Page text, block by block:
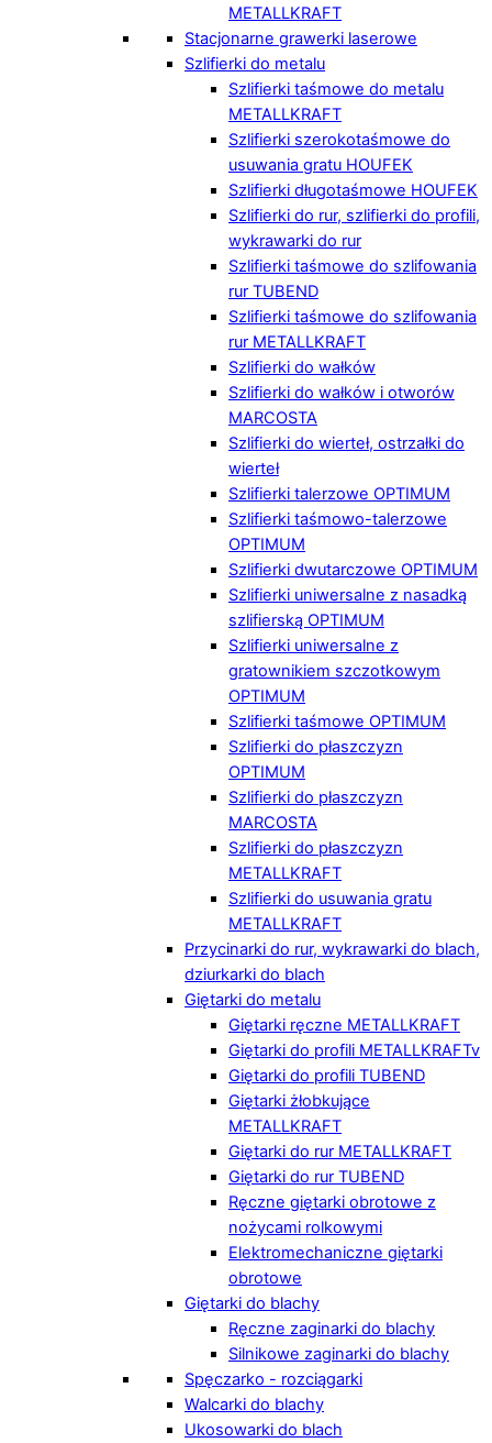
METALLKRAFT
Stacjonarne grawerki laserowe
Szlifierki do metalu
Szlifierki taśmowe do metalu
METALLKRAFT
Szlifierki szerokotaśmowe do
usuwania gratu HOUFEK
Szlifierki długotaśmowe HOUFEK
Szlifierki do rur, szlifierki do profili,
wykrawarki do rur
Szlifierki taśmowe do szlifowania
rur TUBEND
Szlifierki taśmowe do szlifowania
rur METALLKRAFT
Szlifierki do wałków
Szlifierki do wałków i otworów
MARCOSTA
Szlifierki do wierteł, ostrzałki do
wierteł
Szlifierki talerzowe OPTIMUM
Szlifierki taśmowo-talerzowe
OPTIMUM
Szlifierki dwutarczowe OPTIMUM
Szlifierki uniwersalne z nasadką
szlifierską OPTIMUM
Szlifierki uniwersalne z
gratownikiem szczotkowym
OPTIMUM
Szlifierki taśmowe OPTIMUM
Szlifierki do płaszczyzn
OPTIMUM
Szlifierki do płaszczyzn
MARCOSTA
Szlifierki do płaszczyzn
METALLKRAFT
Szlifierki do usuwania gratu
METALLKRAFT
Przycinarki do rur, wykrawarki do blach,
dziurkarki do blach
Giętarki do metalu
Giętarki ręczne METALLKRAFT
Giętarki do profili METALLKRAFTv
Giętarki do profili TUBEND
Giętarki żłobkujące
METALLKRAFT
Giętarki do rur METALLKRAFT
Giętarki do rur TUBEND
Ręczne giętarki obrotowe z
nożycami rolkowymi
Elektromechaniczne giętarki
obrotowe
Giętarki do blachy
Ręczne zaginarki do blachy
Silnikowe zaginarki do blachy
Spęczarko - rozciągarki
Walcarki do blachy
Ukosowarki do blach